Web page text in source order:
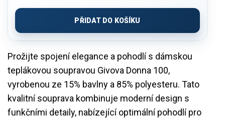
Prožijte spojení elegance a pohodlí s dámskou
teplákovou soupravou Givova Donna 100,
vyrobenou ze 15% bavlny a 85% polyesteru. Tato
kvalitní souprava kombinuje moderní design s
funkčními detaily, nabízející optimální pohodlí pro
cena:
PŘIDAT DO KOŠÍKU